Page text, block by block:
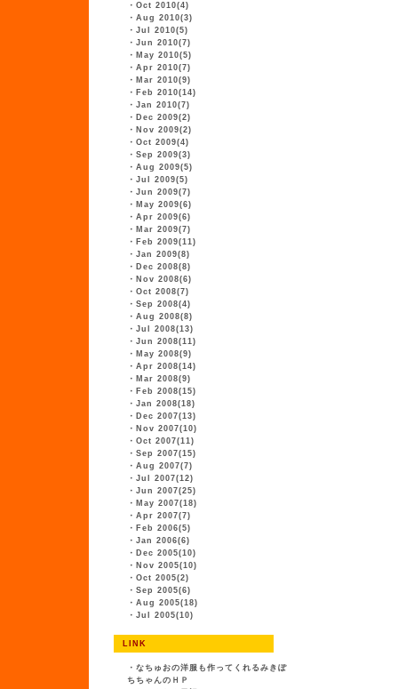
・ Oct 2010(4)
・ Aug 2010(3)
・ Jul 2010(5)
・ Jun 2010(7)
・ May 2010(5)
・ Apr 2010(7)
・ Mar 2010(9)
・ Feb 2010(14)
・ Jan 2010(7)
・ Dec 2009(2)
・ Nov 2009(2)
・ Oct 2009(4)
・ Sep 2009(3)
・ Aug 2009(5)
・ Jul 2009(5)
・ Jun 2009(7)
・ May 2009(6)
・ Apr 2009(6)
・ Mar 2009(7)
・ Feb 2009(11)
・ Jan 2009(8)
・ Dec 2008(8)
・ Nov 2008(6)
・ Oct 2008(7)
・ Sep 2008(4)
・ Aug 2008(8)
・ Jul 2008(13)
・ Jun 2008(11)
・ May 2008(9)
・ Apr 2008(14)
・ Mar 2008(9)
・ Feb 2008(15)
・ Jan 2008(18)
・ Dec 2007(13)
・ Nov 2007(10)
・ Oct 2007(11)
・ Sep 2007(15)
・ Aug 2007(7)
・ Jul 2007(12)
・ Jun 2007(25)
・ May 2007(18)
・ Apr 2007(7)
・ Feb 2006(5)
・ Jan 2006(6)
・ Dec 2005(10)
・ Nov 2005(10)
・ Oct 2005(2)
・ Sep 2005(6)
・ Aug 2005(18)
・ Jul 2005(10)
LINK
・ なちゅおの洋服も作ってくれるみきぽ
ちちゃんのＨＰ